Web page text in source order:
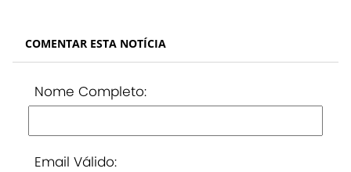
COMENTAR ESTA NOTÍCIA
Nome Completo:
Email Válido: